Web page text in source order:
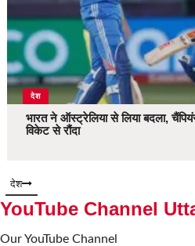
देश
भारत ने ऑस्ट्रेलिया से लिया बदला,
विकेट से रौंदा
देश
YouTube Channel
Our YouTube Channel